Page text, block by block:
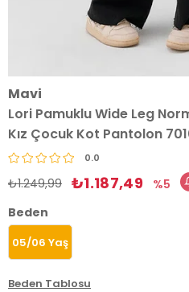
Mavi
Lori Pamuklu Wide Leg
Kız Çocuk Kot Pantolon
0.0
₺1.249,99 ₺1.187,49
5
Beden
05/06 Yaş
Beden Tablosu